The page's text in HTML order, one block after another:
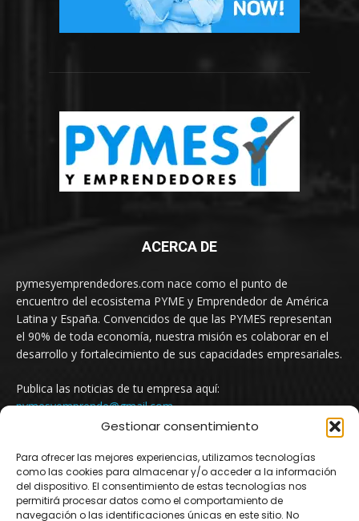
Gestionar consentimiento
Para ofrecer las mejores experiencias, utilizamos tecnologías
como las cookies para almacenar y/o acceder a la información
del dispositivo. El consentimiento de estas tecnologías nos
permitirá procesar datos como el comportamiento de
navegación o las identificaciones únicas en este sitio. No
ACERCA DE
pymesyemprendedores.com nace como el punto de
encuentro del ecosistema PYME y Emprendedor de América
Latina y España. Convencidos de que las PYMES representan
el 90% de toda economía, nuestra misión es colaborar en el
desarrollo y fortalecimiento de sus capacidades empresariales.
Publica las noticias de tu empresa aquí:
pymesyemprende@gmail.com
SÍGUENOS